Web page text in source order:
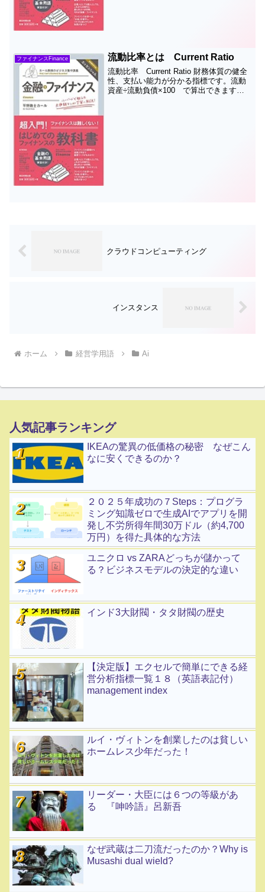
ファイナンスFinance 流動比率とは Current Ratio
流動比率 Current Ratio 財務体質の健全
性、支払い能力が分かる指標です。流動
資産÷流動負債×100 で算出できます。
クラウドコンピューティング
インスタンス
ホーム 経営学用語 Ai
人気記事ランキング
IKEAの驚異の低価格の秘密 なぜこん
なに安くできるのか？
２０２５年成功の７Steps：プログラ
ミング知識ゼロで生成AIでアプリを開
発し不労所得年間30万ドル（約4,700
万円）を得た具体的な方法
ユニクロ vs ZARAどっちが儲かって
る？ビジネスモデルの決定的な違い
インド3大財閥・タタ財閥の歴史
【決定版】エクセルで簡単にできる経
営分析指標一覧１８（英語表記付）
management index
ルイ・ヴィトンを創業したのは貧しい
ホームレス少年だった！
リーダー・大臣には６つの等級があ
る 『呻吟語』呂新吾
なぜ武蔵は二刀流だったのか？Why is
Musashi dual wield?